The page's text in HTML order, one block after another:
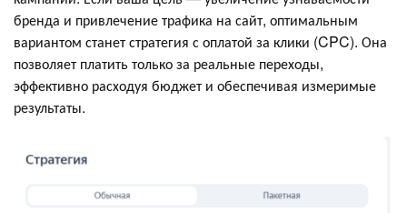
бренда и привлечение трафика на сайт, оптимальным
вариантом станет стратегия с оплатой за клики (CPC). Она
позволяет платить только за реальные переходы,
эффективно расходуя бюджет и обеспечивая измеримые
результаты.